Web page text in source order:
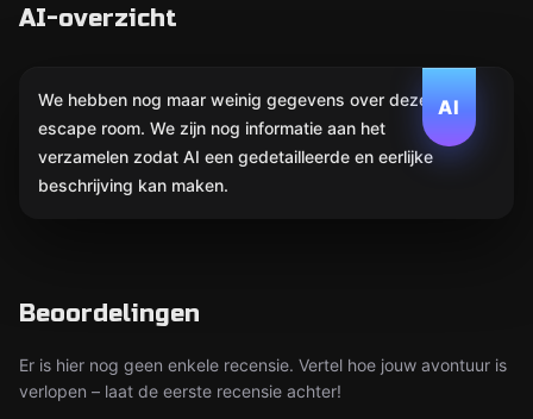
AI-overzicht
AI
We hebben nog maar weinig gegevens over deze
escape room. We zijn nog informatie aan het
verzamelen zodat AI een gedetailleerde en eerlijke
beschrijving kan maken.
Beoordelingen
Er is hier nog geen enkele recensie. Vertel hoe jouw avontuur is
verlopen – laat de eerste recensie achter!